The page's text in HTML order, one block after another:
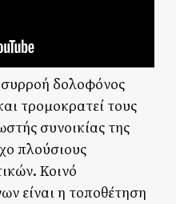
δολοφόνος
τρομοκρατεί τους
συνοικίας της
πλούσιους
Κοινό
είναι η τοποθέτηση